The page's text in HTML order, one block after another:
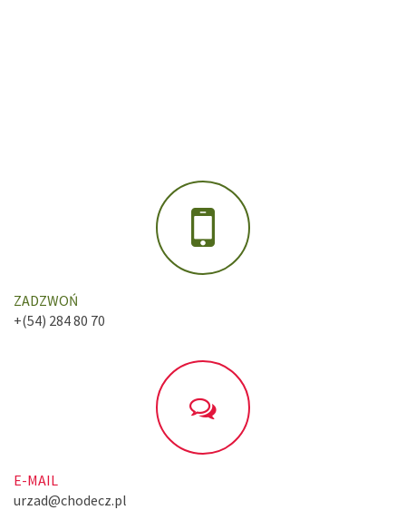
ZADZWOŃ
+(54) 284 80 70
E-MAIL
urzad@chodecz.pl